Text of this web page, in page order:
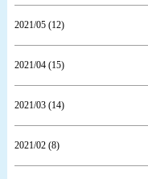
2021/05 (12)
2021/04 (15)
2021/03 (14)
2021/02 (8)